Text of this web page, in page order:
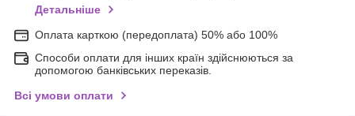
Детальніше
Оплата карткою (передоплата) 50% або 100%
Способи оплати для інших країн здійснюються за
допомогою банківських переказів.
Всі умови оплати